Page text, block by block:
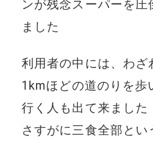
ンが残念スーパーを圧
ました
利用者の中には、わざ
1kmほどの道のりを歩
行く人も出て来ました
さすがに三食全部とい